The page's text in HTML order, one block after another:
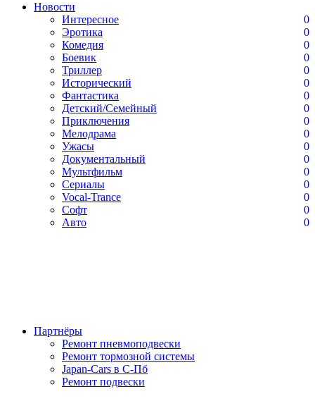
Новости
Интересное
0
Эротика
0
Комедия
0
Боевик
0
Триллер
0
Исторический
0
Фантастика
0
Детский/Семейный
0
Приключения
0
Мелодрама
0
Ужасы
0
Документальный
0
Мультфильм
0
Сериалы
0
Vocal-Trance
0
Софт
0
Авто
0
Партнёры
Ремонт пневмоподвески
Ремонт тормозной системы
Japan-Cars в С-Пб
Ремонт подвески